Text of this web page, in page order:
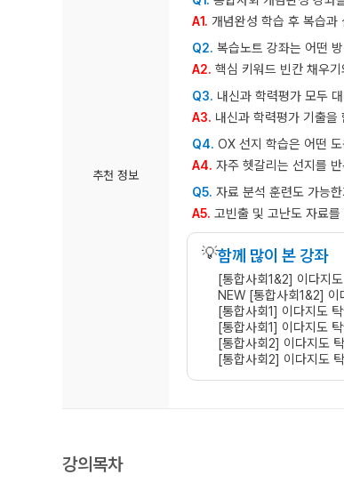
추천 정보
A1. 개념완성 학습 후 복습과
Q2. 복습노트 강좌는 어떤
A2. 핵심 키워드 빈칸 채우
Q3. 내신과 학력평가 모두
A3. 내신과 학력평가 기출을
Q4. OX 선지 학습은 어떤
A4. 자주 헷갈리는 선지를
Q5. 자료 분석 훈련도 가능
A5. 고빈출 및 고난도 자료
💡함께 많이 본 강좌
[통합사회1&2] 이다지
NEW [통합사회1&2]
[통합사회1] 이다지도
[통합사회1] 이다지도
[통합사회2] 이다지도
[통합사회2] 이다지도
강의목차